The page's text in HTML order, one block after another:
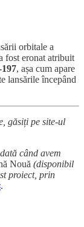
orbitale a
fost eronat atribuit
, așa cum apare
lansările începând
găsiți pe site-ul
când avem
Nouă (disponibil
proiect, prin
.